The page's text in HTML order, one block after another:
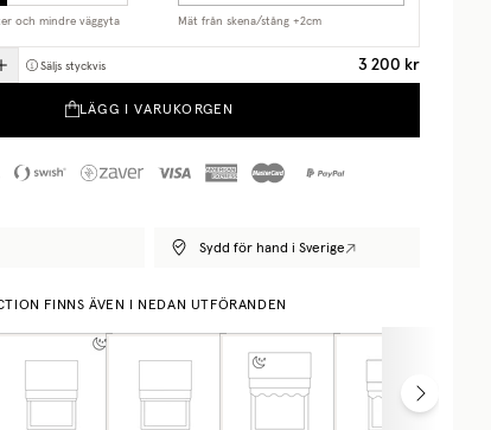
och mindre väggyta Mät från skena/stång +2cm
Säljs styckvis 3 200 kr
LÄGG I VARUKORGEN
Sydd för hand i Sverige
FINNS ÄVEN I NEDAN UTFÖRANDEN